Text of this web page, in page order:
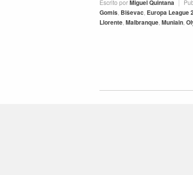
Escrito porMiguel Quintana
Gomis, Biševac, Europa League
Llorente, Malbranque, Muniain,